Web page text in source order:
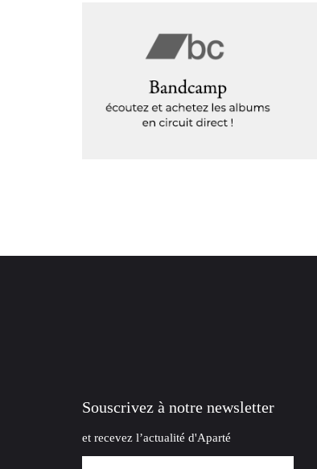
Souscrivez à notre newsletter
et recevez l’actualité d'Aparté